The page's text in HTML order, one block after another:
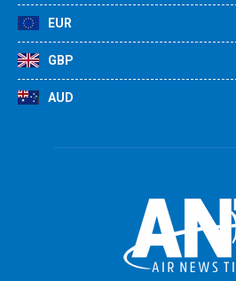
EUR
GBP
AUD